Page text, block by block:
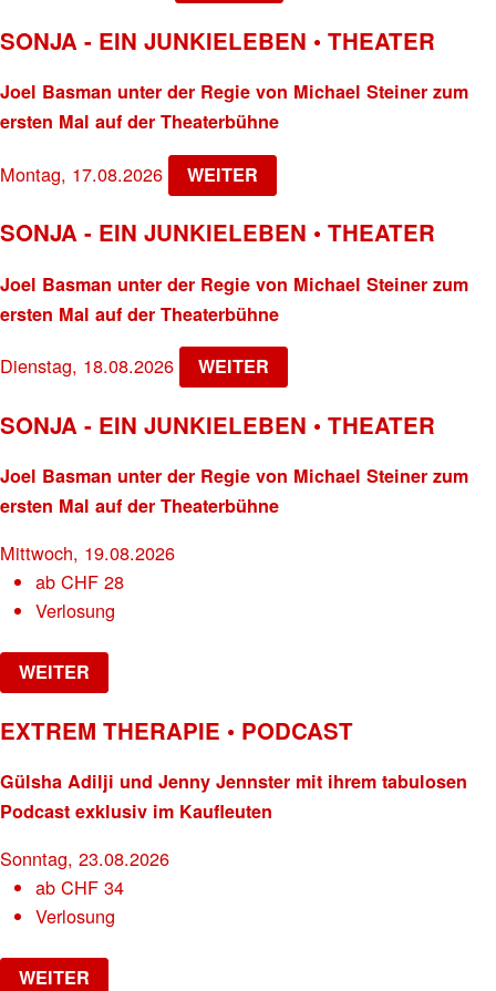
SONJA - EIN JUNKIELEBEN • THEATER
Joel Basman unter der Regie von Michael Steiner zum
ersten Mal auf der Theaterbühne
Montag, 17.08.2026 WEITER
SONJA - EIN JUNKIELEBEN • THEATER
Joel Basman unter der Regie von Michael Steiner zum
ersten Mal auf der Theaterbühne
Dienstag, 18.08.2026 WEITER
SONJA - EIN JUNKIELEBEN • THEATER
Joel Basman unter der Regie von Michael Steiner zum
ersten Mal auf der Theaterbühne
Mittwoch, 19.08.2026
abCHF 28
Verlosung
WEITER
EXTREM THERAPIE • PODCAST
Gülsha Adilji und Jenny Jennster mit ihrem tabulosen
Podcast exklusiv im Kaufleuten
Sonntag, 23.08.2026
abCHF 34
Verlosung
WEITER